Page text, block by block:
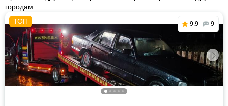
городам
9.9 9